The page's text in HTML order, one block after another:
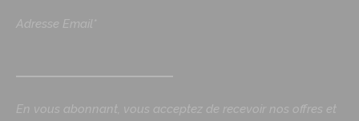
Adresse Email*
En vous abonnant, vous acceptez de recevoir nos offres et